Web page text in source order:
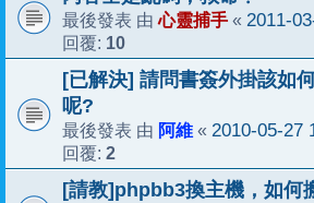
最後發表 由心靈捕手 « 2011-
回覆: 10
[已解決] 請問書簽外掛該如
呢?
最後發表 由 阿維 « 2010-05-27
回覆: 2
[請教]phpbb3換主機，如何